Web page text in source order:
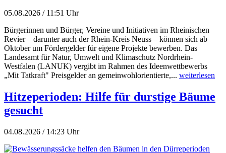
05.08.2026 / 11:51 Uhr
Bürgerinnen und Bürger, Vereine und Initiativen im Rheinischen
Revier – darunter auch der Rhein-Kreis Neuss – können sich ab
Oktober um Fördergelder für eigene Projekte bewerben. Das
Landesamt für Natur, Umwelt und Klimaschutz Nordrhein-
Westfalen (LANUK) vergibt im Rahmen des Ideenwettbewerbs
„Mit Tatkraft" Preisgelder an gemeinwohlorientierte,... weiterlesen
Hitzeperioden: Hilfe für durstige Bäume
gesucht
04.08.2026 / 14:23 Uhr